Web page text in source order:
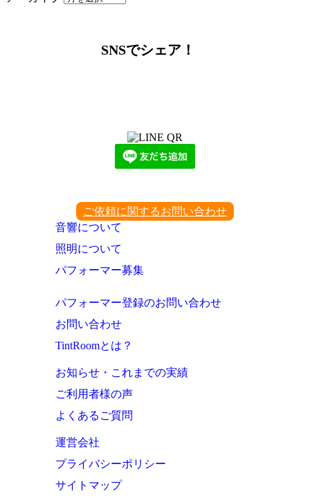
SNSでシェア！
ご依頼に関するお問い合わせ
音響について
照明について
パフォーマー募集
パフォーマー登録のお問い合わせ
お問い合わせ
TintRoomとは？
お知らせ・これまでの実績
ご利用者様の声
よくあるご質問
運営会社
プライバシーポリシー
サイトマップ